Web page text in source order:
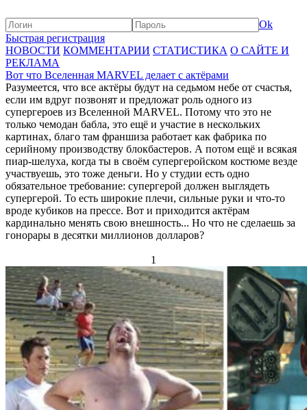
Ok
Быстрая регистрация
НОВОСТИ КОММЕНТАРИИ СТАТИСТИКА О САЙТЕ И
РЕКЛАМА
Вот что Вселенная MARVEL делает с актёрами
Разумеется, что все актёры будут на седьмом небе от счастья,
если им вдруг позвонят и предложат роль одного из
супергероев из Вселенной MARVEL. Потому что это не
только чемодан бабла, это ещё и участие в нескольких
картинах, благо там франшиза работает как фабрика по
серийному производству блокбастеров. А потом ещё и всякая
пиар-шелуха, когда ты в своём супергеройском костюме везде
участвуешь, это тоже деньги. Но у студии есть одно
обязательное требование: супергерой должен выглядеть
супергерой. То есть широкие плечи, сильные руки и что-то
вроде кубиков на прессе. Вот и приходится актёрам
кардинально менять свою внешность... Но что не сделаешь за
гонорары в десятки миллионов долларов?
1